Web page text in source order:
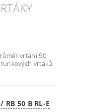
vrtání 50
vrtáků
RB 50 B RL-E